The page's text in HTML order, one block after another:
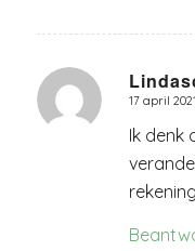
zegt:
17 april
Ik denk